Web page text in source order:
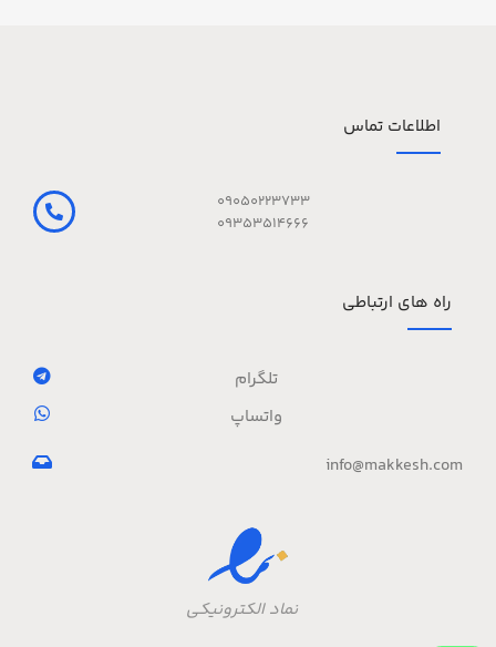
اطلاعات تماس
09050223733
09353514666
راه های ارتباطی
تلگرام
واتساپ
info@makkesh.com
نماد الکترونیکی